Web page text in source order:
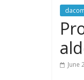
June